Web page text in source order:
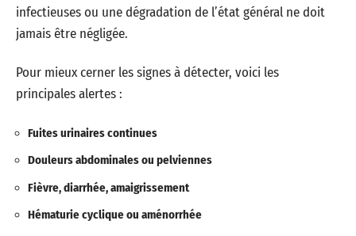
infectieuses ou une dégradation de l’état général ne doit
jamais être négligée.
Pour mieux cerner les signes à détecter, voici les
principales alertes :
Fuites urinaires continues
Douleurs abdominales ou pelviennes
Fièvre, diarrhée, amaigrissement
Hématurie cyclique ou aménorrhée